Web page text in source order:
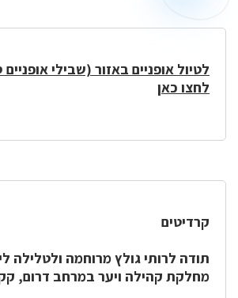
לטיול אופניים באזור (שבילי
לחצו כאן
קרדיטים
תודה לרותי גולץ מרוחמה ולטלילה
מחלקת קהילה ויער במרחב דרום,